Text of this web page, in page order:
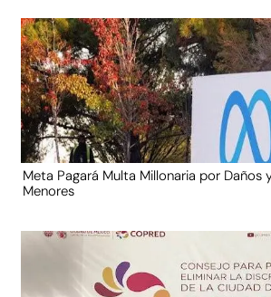
Meta Pagará Multa Millonaria por Daños
Menores